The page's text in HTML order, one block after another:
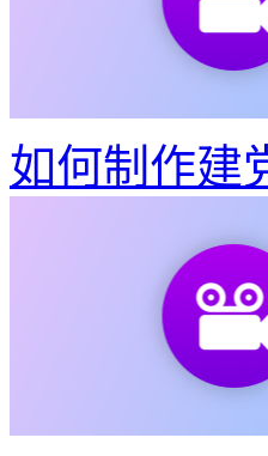
视频转出既
如何制作建